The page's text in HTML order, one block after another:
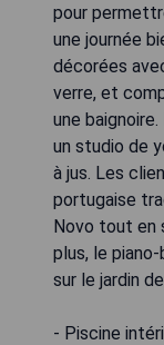
pour
une journée
décorées
verre, et
une
un studio de
à jus. Les
portugaise
Novo tout en
plus, le
sur le jardin
- Piscine